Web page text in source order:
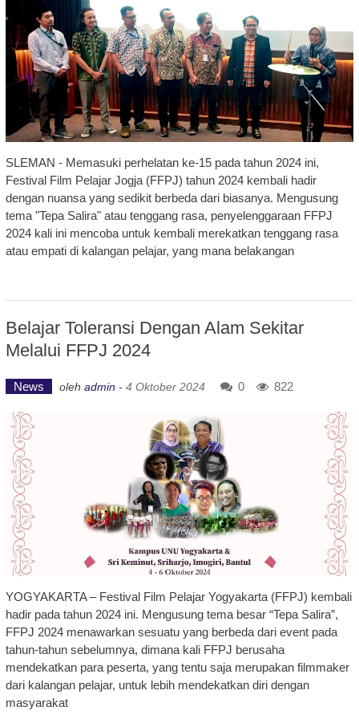
SLEMAN - Memasuki perhelatan ke-15 pada tahun 2024 ini,
Festival Film Pelajar Jogja (FFPJ) tahun 2024 kembali hadir
dengan nuansa yang sedikit berbeda dari biasanya. Mengusung
tema "Tepa Salira" atau tenggang rasa, penyelenggaraan FFPJ
2024 kali ini mencoba untuk kembali merekatkan tenggang rasa
atau empati di kalangan pelajar, yang mana belakangan
Belajar Toleransi Dengan Alam Sekitar
Melalui FFPJ 2024
News oleh admin - 4 Oktober 2024 0 822
YOGYAKARTA – Festival Film Pelajar Yogyakarta (FFPJ) kembali
hadir pada tahun 2024 ini. Mengusung tema besar “Tepa Salira”,
FFPJ 2024 menawarkan sesuatu yang berbeda dari event pada
tahun-tahun sebelumnya, dimana kali FFPJ berusaha
mendekatkan para peserta, yang tentu saja merupakan filmmaker
dari kalangan pelajar, untuk lebih mendekatkan diri dengan
masyarakat